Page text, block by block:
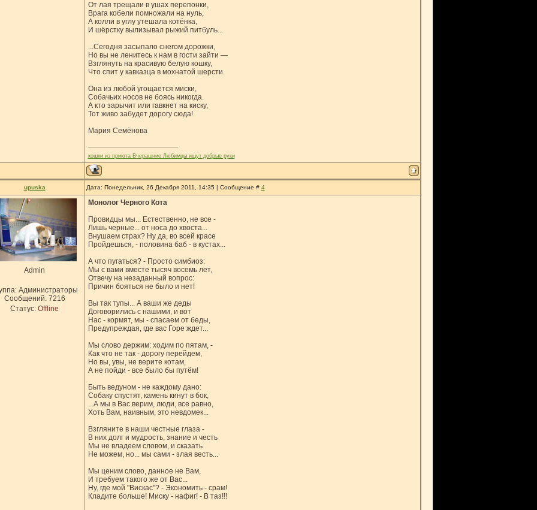
От лая трещали в ушах перепонки,
Врага кобели помножали на нуль,
А колли в углу утешала котёнка,
И шёрстку вылизывал рыжий питбуль...
...Сегодня засыпало снегом дорожки,
Но вы не ленитесь к нам в гости зайти —
Взглянуть на красивую белую кошку,
Что спит у кавказца в мохнатой шерсти.
Она из любой угощается миски,
Собачьих носов не боясь никогда.
А кто зарычит или гавкнет на киску,
Тот живо забудет дорогу сюда!
Мария Семёнова
кошки из приюта Вчерашние Любимцы ищут добрые руки
upuska Дата: Понедельник, 26 Декабря 2011, 14:35 | Сообщение # 4
Admin
Администраторы
Сообщений: 7216
Статус: Offline
Монолог Черного Кота
Провидцы мы... Естественно, не все -
Лишь черные... от носа до хвоста...
Внушаем страх? Ну да, во всей красе
Пройдешься, - половина баб - в кустах...
А что пугаться? - Просто симбиоз:
Мы с вами вместе тысяч восемь лет,
Отвечу на незаданный вопрос:
Причин бояться не было и нет!
Вы так тупы... А ваши же деды
Договорились с нашими, и вот
Нас - кормят, мы - спасаем от беды,
Предупреждая, где вас Горе ждет...
Мы слово держим: ходим по пятам, -
Как что не так - дорогу перейдем,
Но вы, увы, не верите котам,
А не пойди - все было бы путём!
Быть ведуном - не каждому дано:
Собаку спустят, камень кинут в бок,
...А мы в Вас верим, люди, все равно,
Хоть Вам, наивным, это невдомек...
Взгляните в наши честные глаза -
В них долг и мудрость, знание и честь
Мы не владеем словом, и сказать
Не можем, но... мы сами - злая весть...
Мы ценим слово, данное не Вам,
И требуем такого же от Вас...
Ну, где мой "Вискас"? - Экономить - срам!
Кладите больше! Миску - нафиг! - В таз!!!